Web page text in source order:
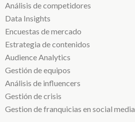
Análisis de competidores
Data Insights
Encuestas de mercado
Estrategia de contenidos
Audience Analytics
Gestión de equipos
Análisis de influencers
Gestión de crisis
Gestion de franquicias en social media